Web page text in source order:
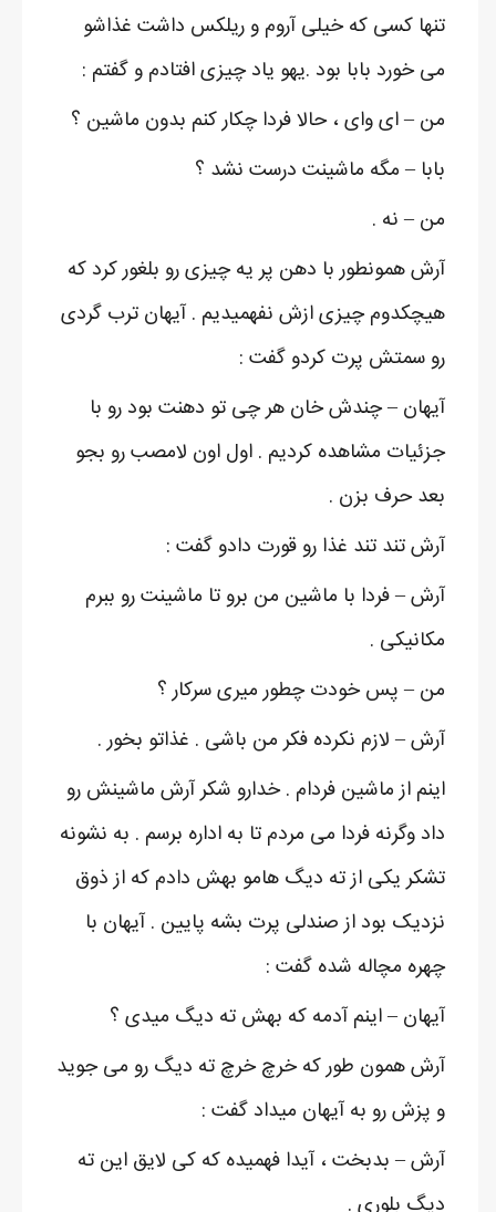
تنها کسی که خیلی آروم و ریلکس داشت غذاشو
می خورد بابا بود .یهو یاد چیزی افتادم و گفتم :
من – ای وای ، حالا فردا چکار کنم بدون ماشین ؟
بابا – مگه ماشینت درست نشد ؟
من – نه .
آرش همونطور با دهن پر یه چیزی رو بلغور کرد که
هیچکدوم چیزی ازش نفهمیدیم . آیهان ترب گردی
رو سمتش پرت کردو گفت :
آیهان – چندش خان هر چی تو دهنت بود رو با
جزئیات مشاهده کردیم . اول اون لامصب رو بجو
بعد حرف بزن .
آرش تند تند غذا رو قورت دادو گفت :
آرش – فردا با ماشین من برو تا ماشینت رو ببرم
مکانیکی .
من – پس خودت چطور میری سرکار ؟
آرش – لازم نکرده فکر من باشی . غذاتو بخور .
اینم از ماشین فردام . خدارو شکر آرش ماشینش رو
داد وگرنه فردا می مردم تا به اداره برسم . به نشونه
تشکر یکی از ته دیگ هامو بهش دادم که از ذوق
نزدیک بود از صندلی پرت بشه پایین . آیهان با
چهره مچاله شده گفت :
آیهان – اینم آدمه که بهش ته دیگ میدی ؟
آرش همون طور که خرچ خرچ ته دیگ رو می جوید
و پزش رو به آیهان میداد گفت :
آرش – بدبخت ، آیدا فهمیده که کی لایق این ته
دیگ بلوری .